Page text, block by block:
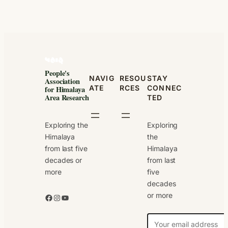
People's
Association
for Himalaya
Area Research
Exploring the
Himalaya
from last five
decades or
more
Facebook Instagram YouTube
NAVIG
ATE
RESOU
RCES
STAY
CONNEC
TED
Exploring
the
Himalaya
from last
five
decades
or more